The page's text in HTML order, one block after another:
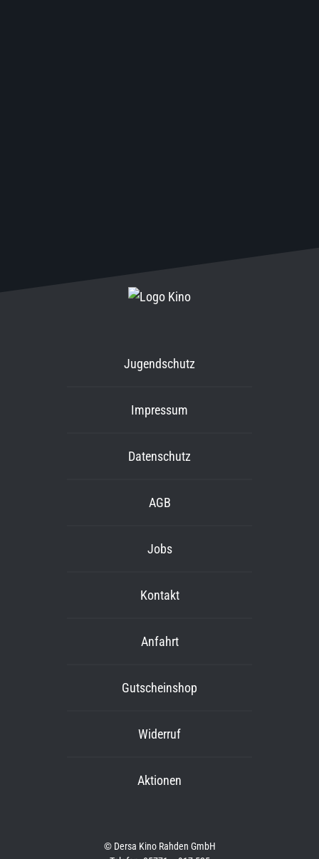
Jugendschutz
Impressum
Datenschutz
AGB
Jobs
Kontakt
Anfahrt
Gutscheinshop
Widerruf
Aktionen
© Dersa Kino Rahden GmbH